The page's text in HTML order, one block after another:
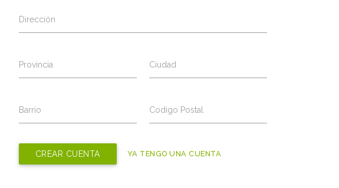
Dirección
Provincia Ciudad
Barrio Codigo Postal
YA TENGO UNA CUENTA